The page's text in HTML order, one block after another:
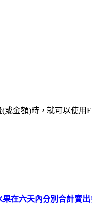
金額)時，就可以使用
在六天內分別合計賣出